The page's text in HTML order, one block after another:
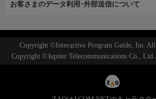
お客さまのデータ利用･外部送信について
Copyright ©Interactive Program Guide, Inc.All
Copyright ©Jupiter Telecommunications Co.,